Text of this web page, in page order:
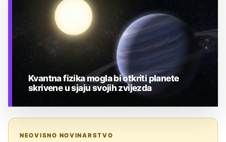
Kvantna fizika mogla bi otkriti planete
skrivene u sjaju svojih zvijezda
NEOVISNO NOVINARSTVO